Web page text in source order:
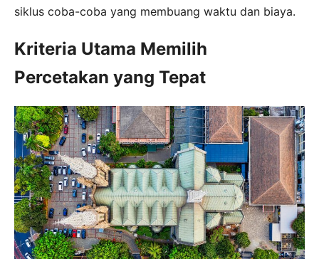
siklus coba-coba yang membuang waktu dan biaya.
Kriteria Utama Memilih
Percetakan yang Tepat